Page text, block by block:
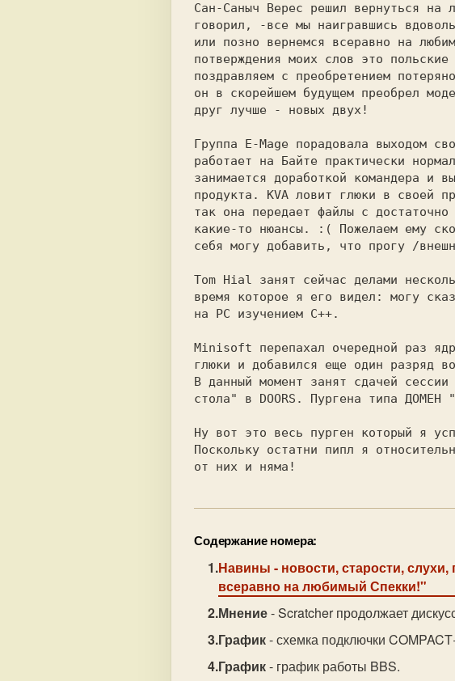
Сан-Саныч Верес решил вернуться на
говорил, -все мы наигравшись
или позно вернемся всеравно на
потверждения моих слов это
поздравляем с преобретением
он в скорейшем будущем преобрел
друг лучше - новых двух!
Группа E-Mage порадовала выходом
работает на Байте практически
занимается доработкой командера и
продукта. KVA ловит глюки в своей
так она передает файлы с
какие-то нюансы. :( Пожелаем ему
себя могу добавить, что прогу /
Tom Hial занят сейчас делами
время которое я его видел: могу
на PC изучением C++.
Minisoft перепахал очередной раз
глюки и добавился еще один разряд
В данный момент занят сдачей
стола" в DOORS. Пургена типа
Ну вот это весь пурген который я
Поскольку остатни пипл я
от них и няма!
Содержание номера:
Навины - новости, старости,
всеравно на любимый Спекки!"
Мнение- Scratcher продолжает
График- схемка подключки
График- график работы BBS.